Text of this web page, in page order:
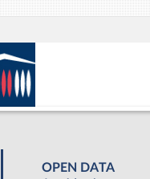
OPEN DATA